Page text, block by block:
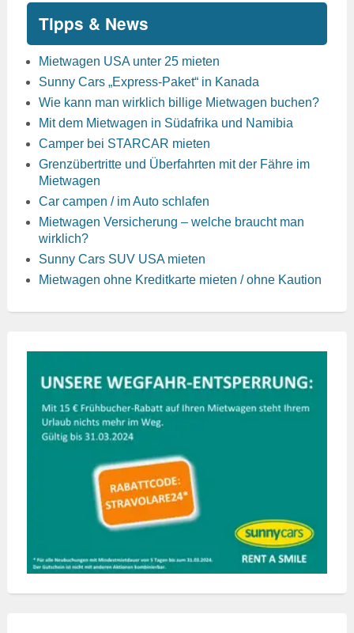
Tipps & News
Mietwagen USA unter 25 mieten
Sunny Cars „Express-Paket“ in Kanada
Wie kann man wirklich billige Mietwagen buchen?
Mit dem Mietwagen in Südafrika und Namibia
Camper bei STARCAR mieten
Grenzübertritte und Überfahrten mit der Fähre im
Mietwagen
Car campen / im Auto schlafen
Mietwagen Versicherung – welche braucht man
wirklich?
Sunny Cars SUV USA mieten
Mietwagen ohne Kreditkarte mieten / ohne Kaution